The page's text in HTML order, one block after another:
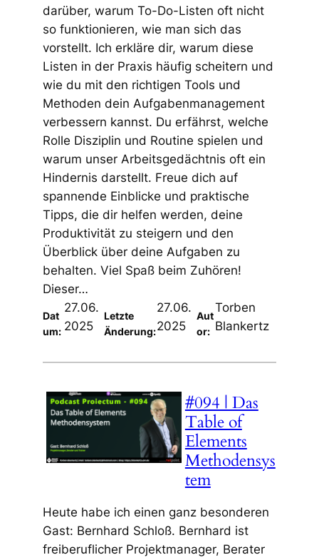
darüber, warum To-Do-Listen oft nicht
so funktionieren, wie man sich das
vorstellt. Ich erkläre dir, warum diese
Listen in der Praxis häufig scheitern und
wie du mit den richtigen Tools und
Methoden dein Aufgabenmanagement
verbessern kannst. Du erfährst, welche
Rolle Disziplin und Routine spielen und
warum unser Arbeitsgedächtnis oft ein
Hindernis darstellt. Freue dich auf
spannende Einblicke und praktische
Tipps, die dir helfen werden, deine
Produktivität zu steigern und den
Überblick über deine Aufgaben zu
behalten. Viel Spaß beim Zuhören!
Dieser…
Dat
um:
27.06.
2025
Letzte
Änderung:
27.06.
2025
Aut
or:
Torben
Blankertz
#094 | Das
Table of
Elements
Methodensys
tem
Heute habe ich einen ganz besonderen
Gast: Bernhard Schloß. Bernhard ist
freiberuflicher Projektmanager, Berater